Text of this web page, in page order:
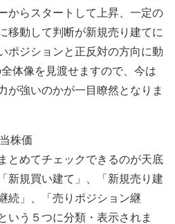
からスタートして上昇、一定の
移動して判断が新規売り建てに
ポジションと正反対の方向に動
体像を見渡せますので、今は
が強いのかが一目瞭然となりま
株価
とめてチェックできるのが天底
新規買い建て」、「新規売り建
続」、「売りポジション継
いう５つに分類・表示されま